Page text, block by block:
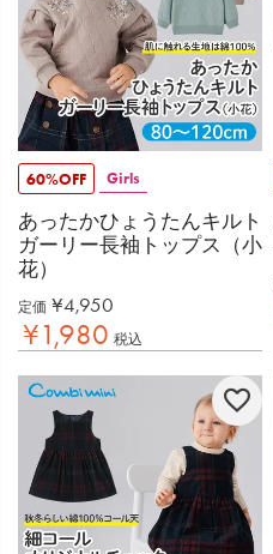
60%OFF Girls
あったかひょうたんキルト
ガーリー長袖トップス（小
花）
定価 ¥4,950
¥1,980 税込